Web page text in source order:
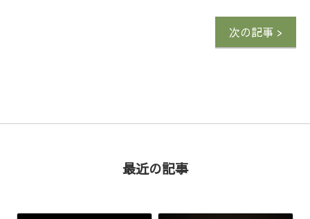
次の記事 >
最近の記事